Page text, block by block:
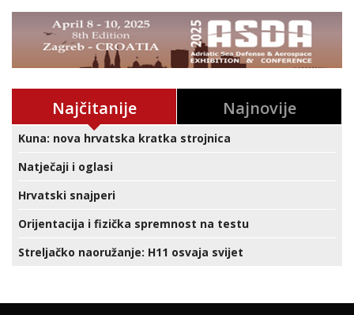
Najčitanije Najnovije
Kuna: nova hrvatska kratka strojnica
Natječaji i oglasi
Hrvatski snajperi
Orijentacija i fizička spremnost na testu
Streljačko naoružanje: H11 osvaja svijet